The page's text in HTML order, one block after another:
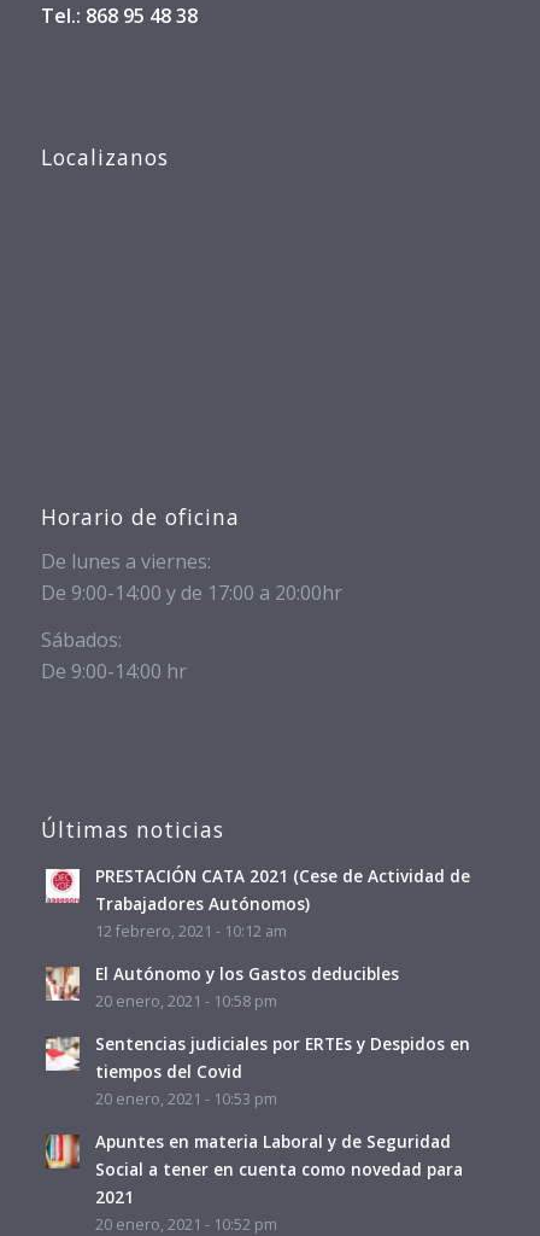
Tel.: 868 95 48 38
Localizanos
Horario de oficina
De lunes a viernes:
De 9:00-14:00 y de 17:00 a 20:00hr
Sábados:
De 9:00-14:00 hr
Últimas noticias
PRESTACIÓN CATA 2021 (Cese de Actividad de
Trabajadores Autónomos)
12 febrero, 2021 - 10:12 am
El Autónomo y los Gastos deducibles
20 enero, 2021 - 10:58 pm
Sentencias judiciales por ERTEs y Despidos en
tiempos del Covid
20 enero, 2021 - 10:53 pm
Apuntes en materia Laboral y de Seguridad
Social a tener en cuenta como novedad para
2021
20 enero, 2021 - 10:52 pm